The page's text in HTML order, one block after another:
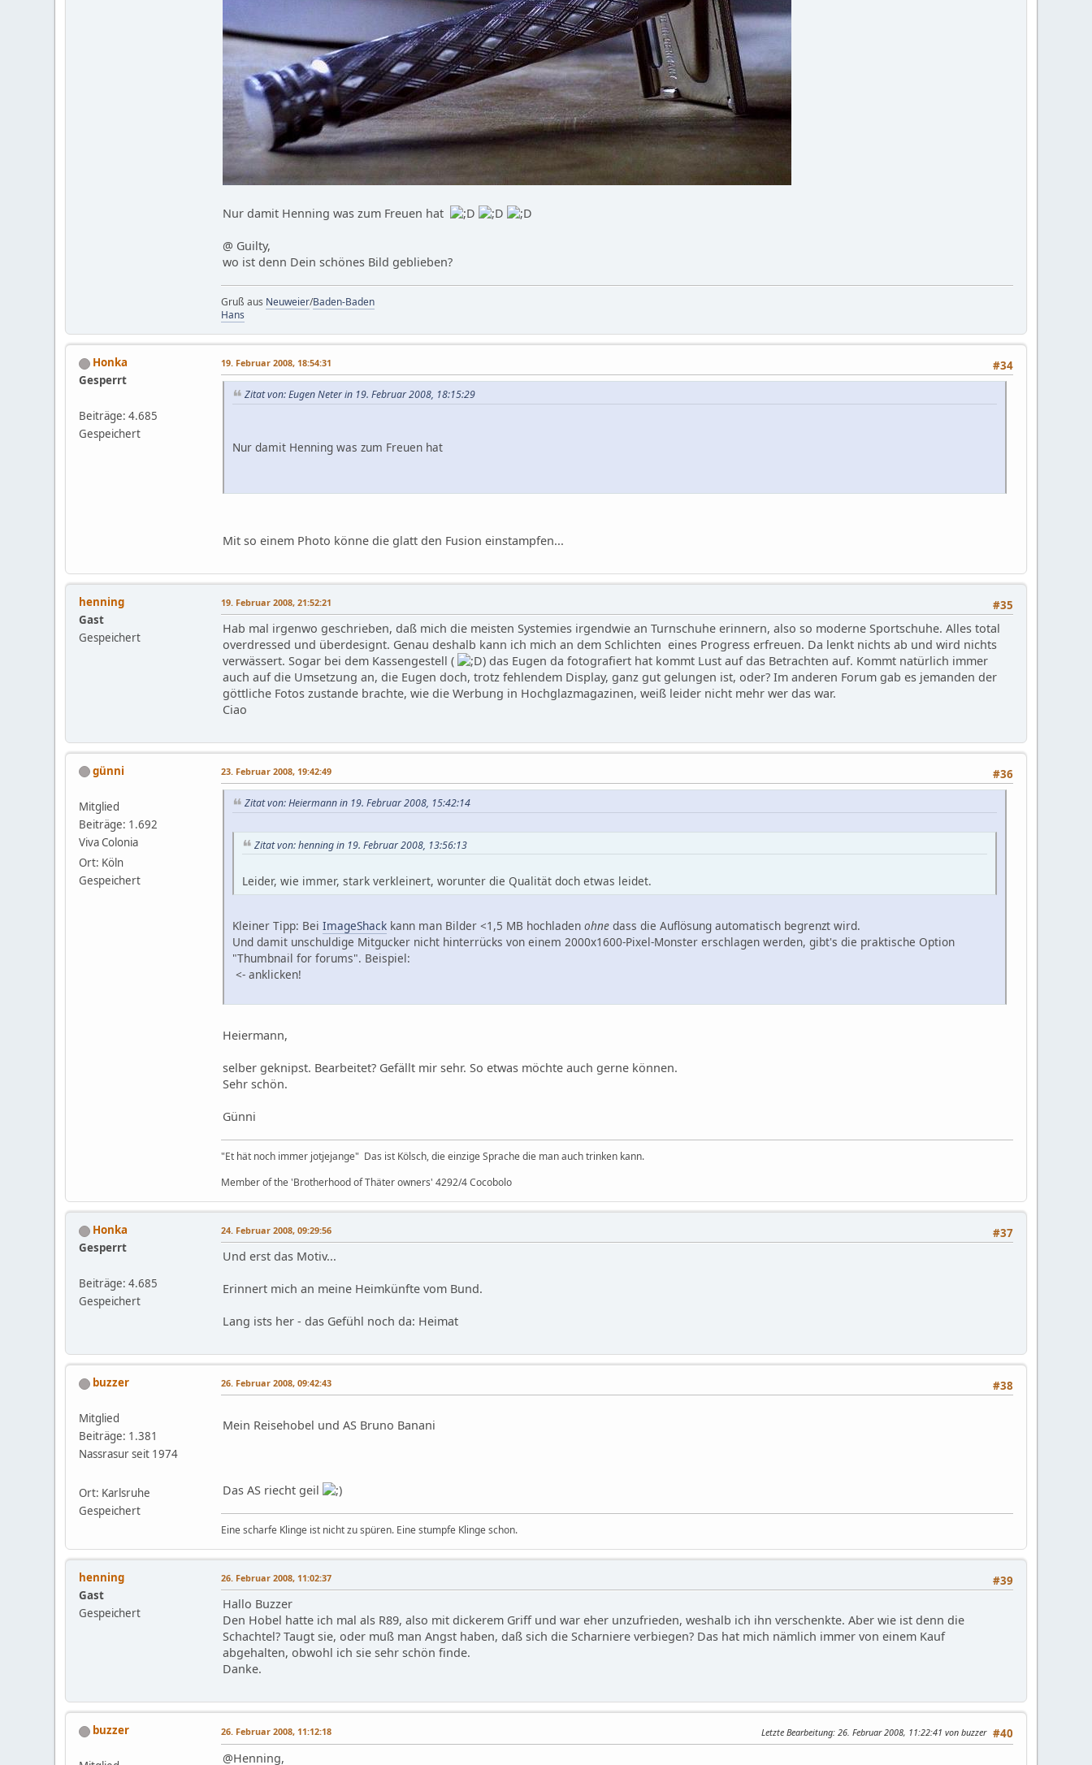
Nur damit Henning was zum Freuen hat
@ Guilty,
wo ist denn Dein schönes Bild geblieben?
Gruß aus Neuweier/Baden-Baden
Hans
Honka
Gesperrt
Beiträge: 4.685
Gespeichert
#34
19. Februar 2008, 18:54:31
Zitat von: Eugen Neter in 19. Februar 2008, 18:15:29
Nur damit Henning was zum Freuen hat
Mit so einem Photo könne die glatt den Fusion einstampfen...
henning
Gast
Gespeichert
#35
19. Februar 2008, 21:52:21
Hab mal irgenwo geschrieben, daß mich die meisten Systemies irgendwie an Turnschuhe erinnern, also so moderne Sportschuhe. Alles total
overdressed und überdesignt. Genau deshalb kann ich mich an dem Schlichten eines Progress erfreuen. Da lenkt nichts ab und wird nichts
verwässert. Sogar bei dem Kassengestell (
) das Eugen da fotografiert hat kommt Lust auf das Betrachten auf. Kommt natürlich immer
auch auf die Umsetzung an, die Eugen doch, trotz fehlendem Display, ganz gut gelungen ist, oder? Im anderen Forum gab es jemanden der
göttliche Fotos zustande brachte, wie die Werbung in Hochglazmagazinen, weiß leider nicht mehr wer das war.
Ciao
günni
Mitglied
Beiträge: 1.692
Viva Colonia
Ort: Köln
Gespeichert
#36
23. Februar 2008, 19:42:49
Zitat von: Heiermann in 19. Februar 2008, 15:42:14
Zitat von: henning in 19. Februar 2008, 13:56:13
Leider, wie immer, stark verkleinert, worunter die Qualität doch etwas leidet.
Kleiner Tipp: BeiImageShack kann man Bilder <1,5 MB hochladenohne dass die Auflösung automatisch begrenzt wird.
Und damit unschuldige Mitgucker nicht hinterrücks von einem 2000x1600-Pixel-Monster erschlagen werden, gibt's die praktische Option
"Thumbnail for forums". Beispiel:
<- anklicken!
Heiermann,
selber geknipst. Bearbeitet? Gefällt mir sehr. So etwas möchte auch gerne können.
Sehr schön.
Günni
"Et hät noch immer jotjejange" Das ist Kölsch, die einzige Sprache die man auch trinken kann.
Member of the 'Brotherhood of Thäter owners' 4292/4 Cocobolo
Honka
Gesperrt
Beiträge: 4.685
Gespeichert
#37
24. Februar 2008, 09:29:56
Und erst das Motiv...
Erinnert mich an meine Heimkünfte vom Bund.
Lang ists her - das Gefühl noch da: Heimat
buzzer
Mitglied
Beiträge: 1.381
Nassrasur seit 1974
Ort: Karlsruhe
Gespeichert
#38
26. Februar 2008, 09:42:43
Mein Reisehobel und AS Bruno Banani
Das AS riecht geil
Eine scharfe Klinge ist nicht zu spüren. Eine stumpfe Klinge schon.
henning
Gast
Gespeichert
#39
26. Februar 2008, 11:02:37
Hallo Buzzer
Den Hobel hatte ich mal als R89, also mit dickerem Griff und war eher unzufrieden, weshalb ich ihn verschenkte. Aber wie ist denn die
Schachtel? Taugt sie, oder muß man Angst haben, daß sich die Scharniere verbiegen? Das hat mich nämlich immer von einem Kauf
abgehalten, obwohl ich sie sehr schön finde.
Danke.
buzzer #40
26. Februar 2008, 11:12:18 Letzte Bearbeitung: 26. Februar 2008, 11:22:41 von buzzer
@Henning,